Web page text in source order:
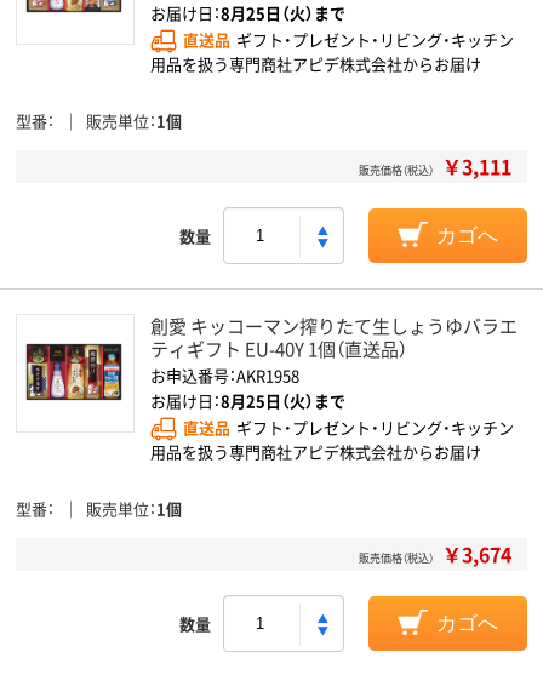
お届け日：8月25日（火）まで
直送品 ギフト・プレゼント・リビング・キッチン
用品を扱う専門商社アピデ株式会社からお届け
型番 販売単位 1個
販売価格（税込） ￥3,111
数量 カゴへ
創愛 キッコーマン搾りたて生しょうゆバラエ
ティギフト EU-40Y 1個（直送品）
お申込番号：AKR1958
お届け日：8月25日（火）まで
直送品 ギフト・プレゼント・リビング・キッチン
用品を扱う専門商社アピデ株式会社からお届け
型番 販売単位 1個
販売価格（税込） ￥3,674
数量 カゴへ